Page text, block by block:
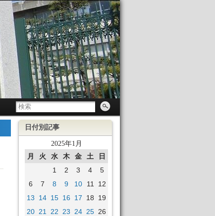
日付別記事
2025年1月
月 火 水 木 金 土
日
1
2 3 4
5
6
7 8 9 10 11
12
13
14 15 16 17 18
19
20 21 22 23 24 25 26